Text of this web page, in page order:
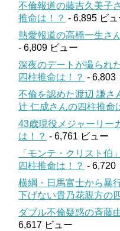
不倫報道の藤吉久美子
推命は！？ - 6,895 ビュ
熱愛報道の高橋一生さ
- 6,809 ビュー
深夜のデートが撮られ
四柱推命は！？ - 6,803
不倫を認めた渡辺 謙さ
辻 仁成さんの四柱推命
43歳現役メジャーリー
は！？ - 6,761 ビュー
「モンテ・クリスト伯
四柱推命は！？ - 6,720
横綱・日馬富士から暴
下げない貴乃花親方の
ダブル不倫疑惑の斉藤
6,617 ビュー